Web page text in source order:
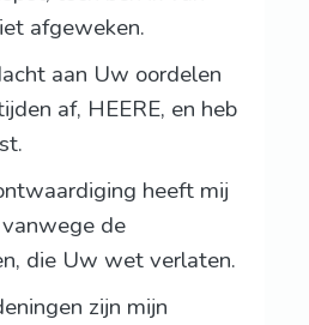
afgeweken.
aan Uw oordelen
af, HEERE, en heb
heeft mij
de
die Uw wet verlaten.
zijn mijn